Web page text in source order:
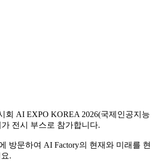
회 AI EXPO KOREA 2026(국제인공지능
전시 부스로 참가합니다.
방문하여 AI Factory의 현재와 미래를 현
.